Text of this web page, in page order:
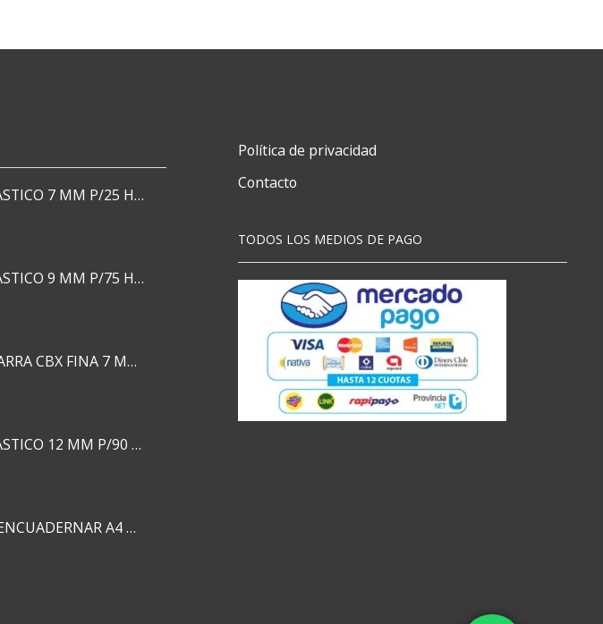
cantidad
ESPIRAL PLASTICO 7 MM P/25 HJS X50x3000
ESPIRAL PLASTICO 9 MM P/75 HJS X50X2400
SILICONA BARRA CBX FINA 7 MM 28 CM
ESPIRAL PLASTICO 12 MM P/90 HJS X50X1500
TAPA PARA ENCUADERNAR A4 TRANSP x50x500
Política de privacidad
Contacto
TODOS LOS MEDIOS DE PAGO